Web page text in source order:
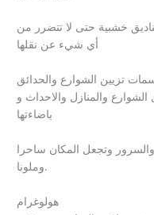
خشبية حتى لا تتضرر من
أي شيء عن نقلها
تزيين الشوارع والحدائق
والمنازل والاحداث و
باضاءتها
والسرور وتجعل المكان ساحرا
وملونا.
هولوغرام